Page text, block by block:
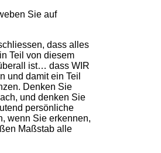
Sie auf
dass alles
Teil von diesem
ist… dass WIR
und damit ein Teil
Denken Sie
und denken Sie
persönliche
wenn Sie erkennen,
Maßstab alle